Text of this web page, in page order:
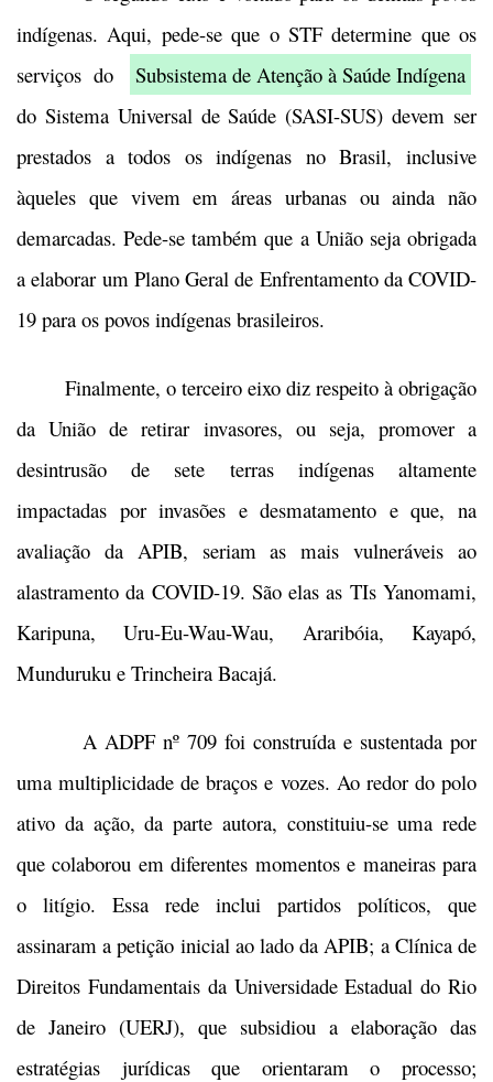
indígenas. Aqui, pede-se que o STF determine que os
serviços do
Subsistema de Atenção à Saúde Indígena
do Sistema Universal de Saúde (SASI-SUS) devem ser
prestados a todos os indígenas no Brasil, inclusive
àqueles que vivem em áreas urbanas ou ainda não
demarcadas. Pede-se também que a União seja obrigada
a elaborar um Plano Geral de Enfrentamento da COVID-
19 para os povos indígenas brasileiros.
Finalmente, o terceiro eixo diz respeito à obrigação
da União de retirar invasores, ou seja, promover a
desintrusão de sete terras indígenas altamente
impactadas por invasões e desmatamento e que, na
avaliação da APIB, seriam as mais vulneráveis ao
alastramento da COVID-19. São elas as TIs Yanomami,
Karipuna, Uru-Eu-Wau-Wau, Araribóia, Kayapó,
Munduruku e Trincheira Bacajá.
A ADPF nº 709 foi construída e sustentada por
uma multiplicidade de braços e vozes. Ao redor do polo
ativo da ação, da parte autora, constituiu-se uma rede
que colaborou em diferentes momentos e maneiras para
o litígio. Essa rede inclui partidos políticos, que
assinaram a petição inicial ao lado da APIB; a Clínica de
Direitos Fundamentais da Universidade Estadual do Rio
de Janeiro (UERJ), que subsidiou a elaboração das
estratégias jurídicas que orientaram o processo;